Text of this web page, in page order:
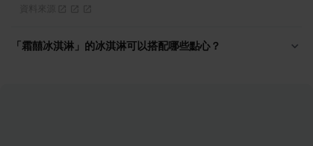
「霜囍冰淇淋」的冰淇淋可以搭配哪些點心？